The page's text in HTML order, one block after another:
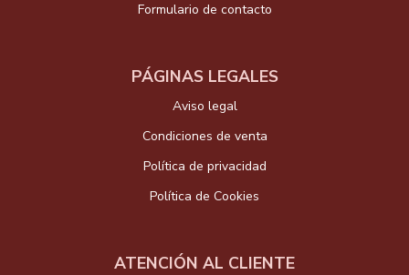
Formulario de contacto
PÁGINAS LEGALES
Aviso legal
Condiciones de venta
Política de privacidad
Política de Cookies
ATENCIÓN AL CLIENTE